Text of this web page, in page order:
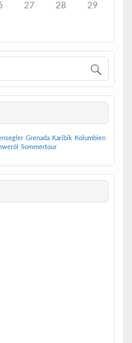
27 28
29
Grenada Karibik Kolumbien
Sommertour